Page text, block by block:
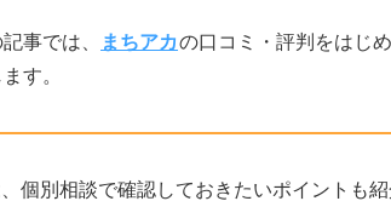
事では、 まちアカの口コミ・評判をはじ
す。
個別相談で確認しておきたいポイントも